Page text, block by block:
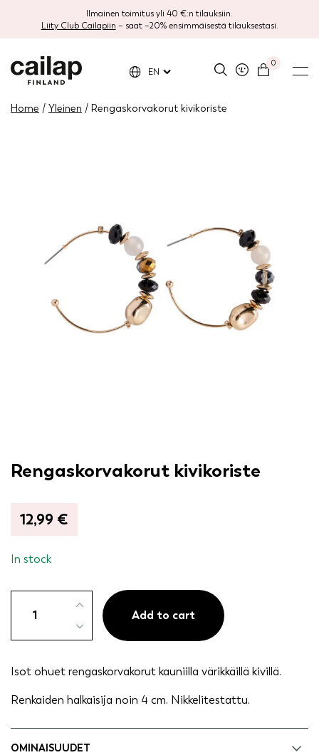
Ilmainen toimitus yli 40 €:n tilauksiin.
Liity Club Cailapiin – saat –20% ensimmäisestä tilauksestasi.
0
EN
Home / Yleinen / Rengaskorvakorut kivikoriste
Rengaskorvakorut kivikoriste
12,99 €
In stock
kivikoriste
Add to cart
Isot ohuet rengaskorvakorut kauniilla värikkäillä kivillä.
Renkaiden halkaisija noin 4 cm. Nikkelitestattu.
OMINAISUUDET